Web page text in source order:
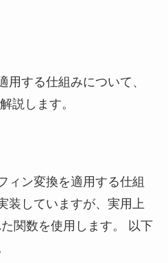
用する仕組みについて、
説します。
ィン変換を適用する仕組
装していますが、実用上
関数を使用します。 以下